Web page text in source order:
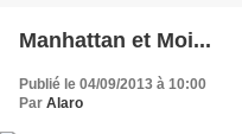
Manhattan et Moi...
Publié le 04/09/2013 à 10:00
Par Alaro